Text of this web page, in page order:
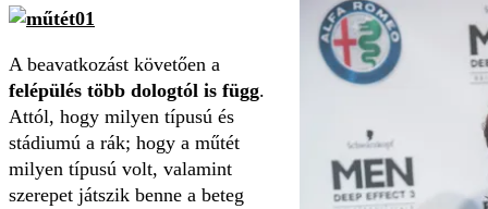
A beavatkozást követően a
felépülés több dologtól is függ.
Attól, hogy milyen típusú és
stádiumú a rák; hogy a műtét
milyen típusú volt, valamint
szerepet játszik benne a beteg